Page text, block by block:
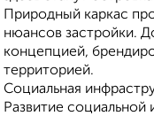
Природный каркас
нюансов застройки.
концепцией,
территорией.
Социальная
Развитие социальной